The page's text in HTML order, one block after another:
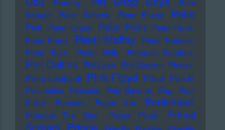
Perrecy
Pete
Seeger
Peter Doherty Peter Evans
Peter
Fox
Peter Green Peter Hein
Peter Hook
Peter Kraus
Peter Maffay
Peter Thomas
Peter Tosh
Petter Eldh Pharoah Sanders
Phil Collins Phil Lesh Phil Spector Photek
Pietro Lombardi
Pink Floyd Pitbull Plan B
Plasmatics
Polecats Poly Styrene Pop
Pop-
Kultur
Popcorn Popol Vuh Portishead
Portugal The Man Power Plush
Primal